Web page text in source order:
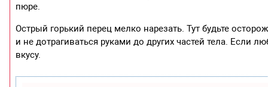
пюре.
Острый горький перец мелко нарезать. Тут будьте
и не дотрагиваться руками до других частей тела. Если
вкусу.